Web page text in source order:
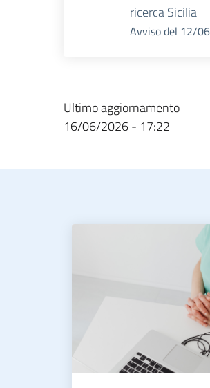
ricerca Sicilia
Avvisodel 12/
Ultimo aggiornamento
16/06/2026 - 17:22